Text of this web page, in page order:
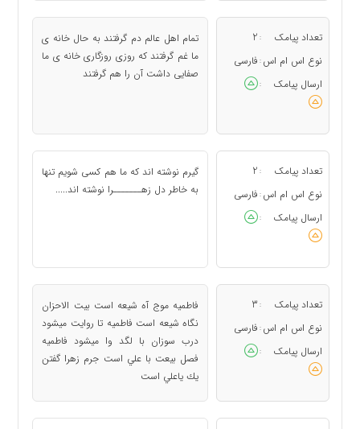
تعداد پیامک :
2
نوع اس ام اس : فارسی
ارسال پیامک
:
تمام اهل عالم دم گرفتند به حال خانه ی
ما غم گرفتند که روزی روزگاری خانه ی ما
صفایی داشت آن را هم گرفتند
تعداد پیامک :
2
نوع اس ام اس : فارسی
ارسال پیامک
:
گیرم نوشته اند که ما هم کسی شویم تنها
به خاطر دل زهـــــــرا نوشته اند.....
تعداد پیامک :
3
نوع اس ام اس : فارسی
ارسال پیامک
:
فاطميه موج آه شيعه است بيت الاحزان
نگاه شيعه است فاطميه تا روايت ميشود
درب سوزان با لگد وا ميشود فاطميه
فصل بيعت با علي است جرم زهرا گفتن
يك ياعلي است